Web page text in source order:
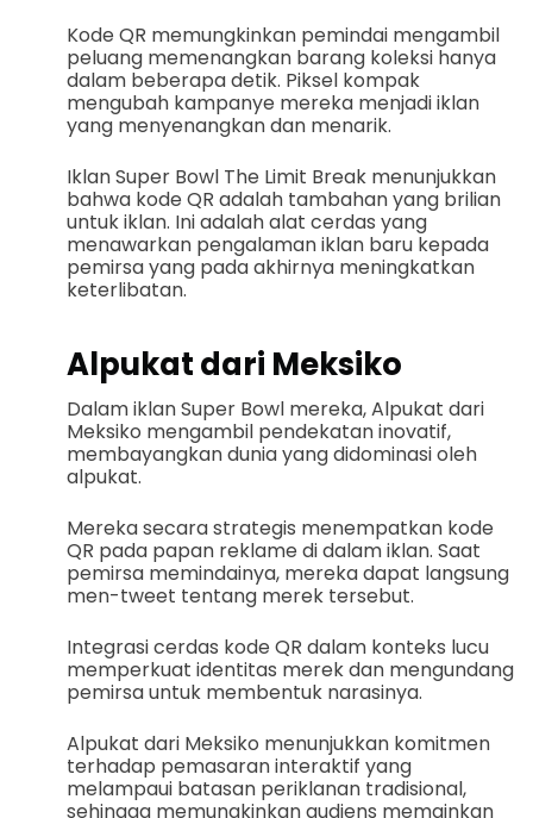
Kode QR memungkinkan pemindai mengambil
peluang memenangkan barang koleksi hanya
dalam beberapa detik. Piksel kompak
mengubah kampanye mereka menjadi iklan
yang menyenangkan dan menarik.
Iklan Super Bowl The Limit Break menunjukkan
bahwa kode QR adalah tambahan yang brilian
untuk iklan. Ini adalah alat cerdas yang
menawarkan pengalaman iklan baru kepada
pemirsa yang pada akhirnya meningkatkan
keterlibatan.
Alpukat dari Meksiko
Dalam iklan Super Bowl mereka, Alpukat dari
Meksiko mengambil pendekatan inovatif,
membayangkan dunia yang didominasi oleh
alpukat.
Mereka secara strategis menempatkan kode
QR pada papan reklame di dalam iklan. Saat
pemirsa memindainya, mereka dapat langsung
men-tweet tentang merek tersebut.
Integrasi cerdas kode QR dalam konteks lucu
memperkuat identitas merek dan mengundang
pemirsa untuk membentuk narasinya.
Alpukat dari Meksiko menunjukkan komitmen
terhadap pemasaran interaktif yang
melampaui batasan periklanan tradisional,
sehingga memungkinkan audiens memainkan